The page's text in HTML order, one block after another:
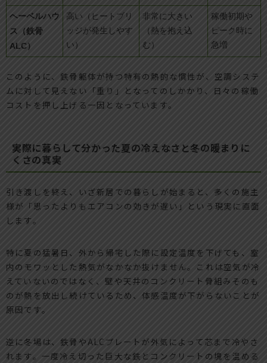
ヘーベルハウ
ス（鉄骨
ALC）
高い（ヒートブリ
ッジが発生しやす
い）
非常に大きい
（熱を抱え込
む）
稼働初期や
ピーク時に
急増
このように、鉄骨躯体が持つ特有の熱的な慣性が、空調システ
ムに対して見えない「重り」となってのしかかり、日々の稼働
コストを押し上げる一因となっています。
実際に暮らして分かった夏の冷えなさと冬の暖まりに
くさの真実
引き渡しを終え、いざ新居での暮らしが始まると、多くの施主
様が「思ったよりもエアコンの効きが遅い」という現実に直面
します。
特に夏の猛暑日、外から帰宅した際に設定温度を下げても、室
内のモワッとした熱気がなかなか抜けません。これは空気が冷
えていないのではなく、壁や天井のコンクリート骨組みそのも
のが熱を放出し続けているため、体感温度が下がらないことが
原因です。
逆に冬場は、鉄骨やALCプレートが外気によって芯まで冷やさ
れます。一度冷え切った巨大な鉄とコンクリートの塊を温める